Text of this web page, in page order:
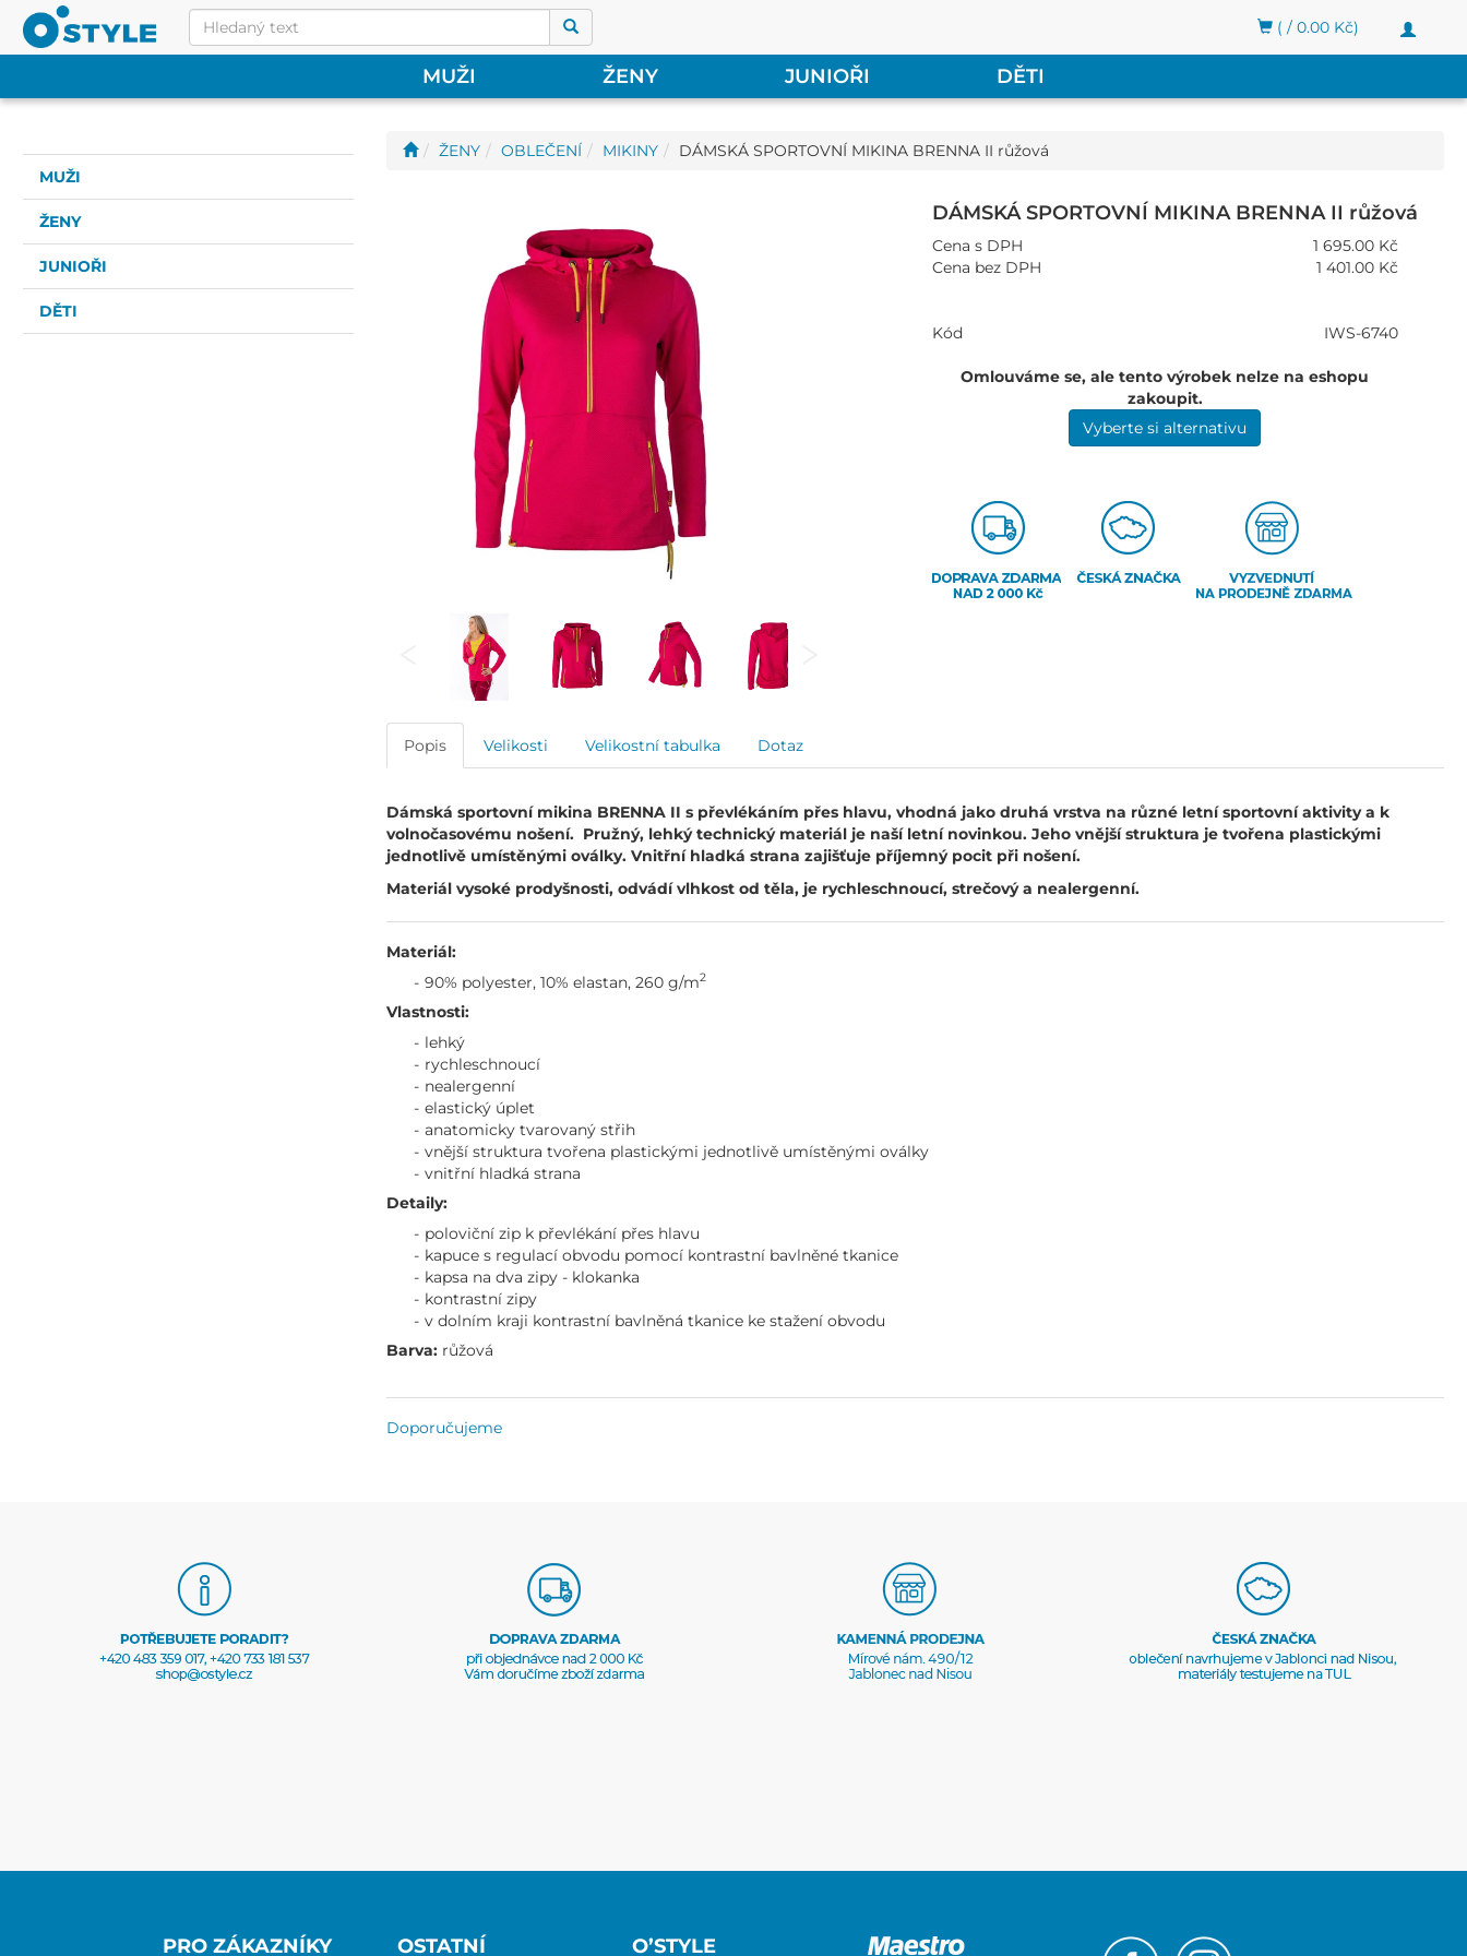
Toggle
( / 0.00 Kč)
MUŽI ŽENY JUNIOŘI DĚTI
MUŽI
ŽENY
JUNIOŘI
DĚTI
ŽENY OBLEČENÍ MIKINY DÁMSKÁ SPORTOVNÍ MIKINA BRENNA II růžová
DÁMSKÁ SPORTOVNÍ MIKINA BRENNA II růžová
Cena s DPH
1 695.00 Kč
Cena bez DPH
1 401.00 Kč
Kód IWS-6740
Omlouváme se, ale tento výrobek nelze na eshopu
zakoupit.
Vyberte si alternativu
Popis Velikosti Velikostní tabulka Dotaz
Dámská sportovní mikina BRENNA II s převlékáním přes hlavu, vhodná jako druhá vrstva na různé letní sportovní aktivity a k
volnočasovému nošení. Pružný, lehký technický materiál je naší letní novinkou. Jeho vnější struktura je tvořena plastickými
jednotlivě umístěnými oválky. Vnitřní hladká strana zajišťuje příjemný pocit při nošení.
Materiál vysoké prodyšnosti, odvádí vlhkost od těla, je rychleschnoucí, strečový a nealergenní.
Materiál:
90% polyester, 10% elastan, 260 g/m2
Vlastnosti:
lehký
rychleschnoucí
nealergenní
elastický úplet
anatomicky tvarovaný střih
vnější struktura tvořena plastickými jednotlivě umístěnými oválky
vnitřní hladká strana
Detaily:
poloviční zip k převlékání přes hlavu
kapuce s regulací obvodu pomocí kontrastní bavlněné tkanice
kapsa na dva zipy - klokanka
kontrastní zipy
v dolním kraji kontrastní bavlněná tkanice ke stažení obvodu
Barva: růžová
Doporučujeme
PRO ZÁKAZNÍKY OSTATNÍ O’STYLE